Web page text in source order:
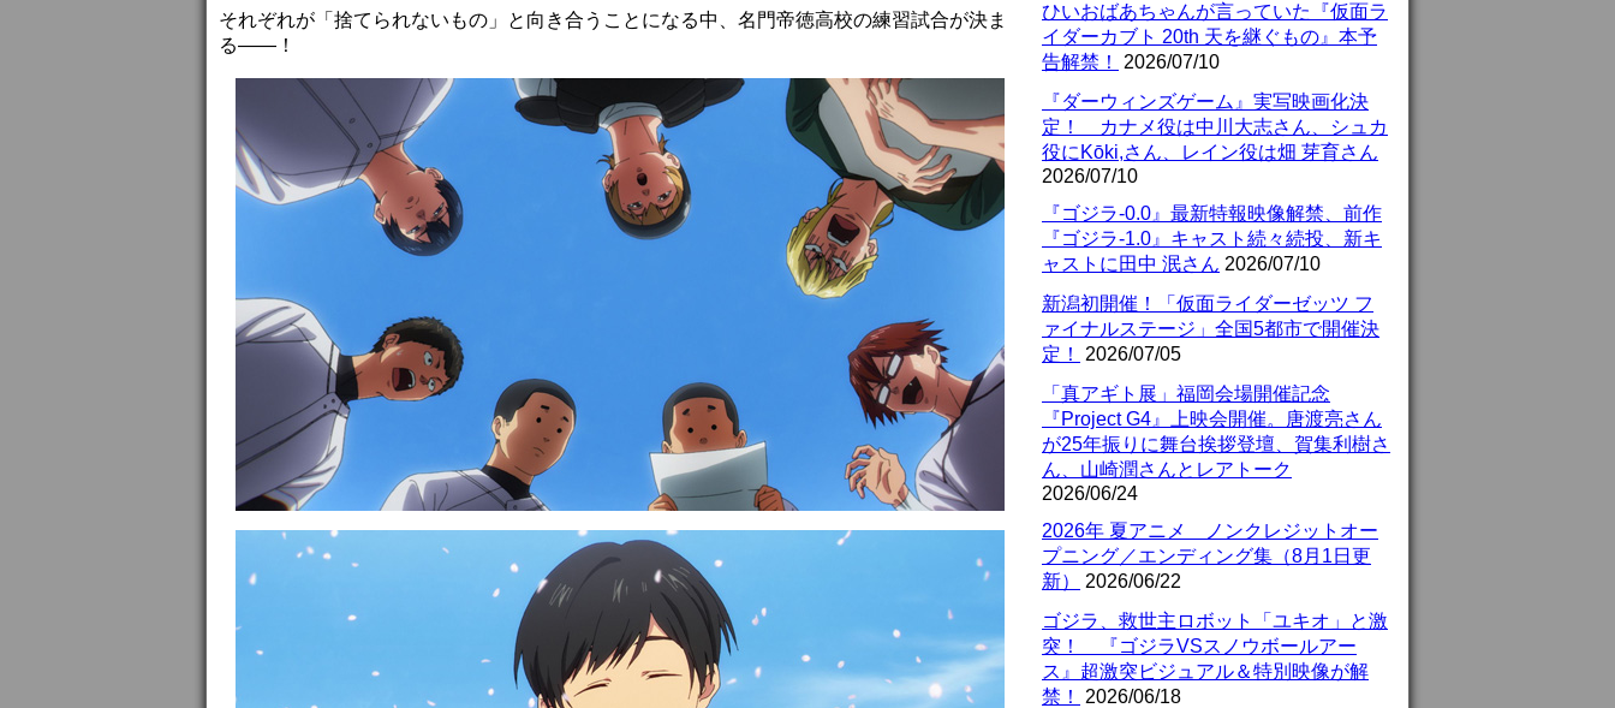
それぞれが「捨てられないもの」と向き合うことになる中、名門帝徳高校の練習試合が決ま
る――！
ひいおばあちゃんが言っていた『仮面ラ
イダーカブト 20th 天を継ぐもの』本予
告解禁！
2026/07/10
『ダーウィンズゲーム』実写映画化決
定！ カナメ役は中川大志さん、シュカ
役にKōki,さん、レイン役は畑 芽育さん
2026/07/10
『ゴジラ-0.0』最新特報映像解禁、前作
『ゴジラ-1.0』キャスト続々続投、新キ
ャストに田中 泯さん 2026/07/10
新潟初開催！「仮面ライダーゼッツ フ
ァイナルステージ」全国5都市で開催決
定！
2026/07/05
「真アギト展」福岡会場開催記念
『Project G4』上映会開催。唐渡亮さん
が25年振りに舞台挨拶登壇、賀集利樹さ
ん、山崎潤さんとレアトーク
2026/06/24
2026年 夏アニメ ノンクレジットオー
プニング／エンディング集（8月1日更
新）
2026/06/22
ゴジラ、救世主ロボット「ユキオ」と激
突！ 『ゴジラVSスノウボールアー
ス』超激突ビジュアル＆特別映像が解
禁！
2026/06/18